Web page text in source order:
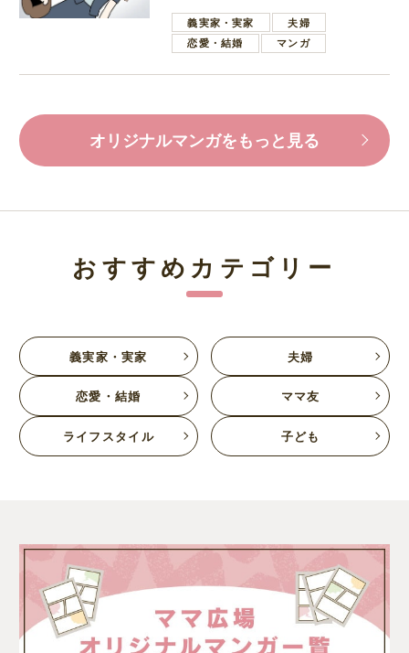
葉で励ます夫
義実家・実家
夫婦
恋愛・結婚
マンガ
オリジナルマンガをもっと見る
おすすめカテゴリー
義実家・実家 夫婦
恋愛・結婚 ママ友
ライフスタイル 子ども